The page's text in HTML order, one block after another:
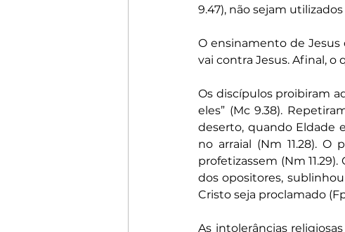
9.47), não sejam
O ensinamento de Jesus
vai contra Jesus. Afinal, o
Os discípulos proibiram
eles” (Mc 9.38).
deserto, quando Eldade
no arraial (Nm 11.28).
profetizassem (Nm
dos opositores,
Cristo seja proclamado (Fp
As intolerâncias